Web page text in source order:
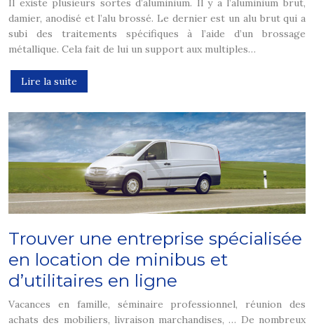
Il existe plusieurs sortes d’aluminium. Il y a l’aluminium brut,
damier, anodisé et l’alu brossé. Le dernier est un alu brut qui a
subi des traitements spécifiques à l’aide d’un brossage
métallique. Cela fait de lui un support aux multiples…
Lire la suite
Trouver une entreprise spécialisée
en location de minibus et
d’utilitaires en ligne
Vacances en famille, séminaire professionnel, réunion des
achats des mobiliers, livraison marchandises, … De nombreux